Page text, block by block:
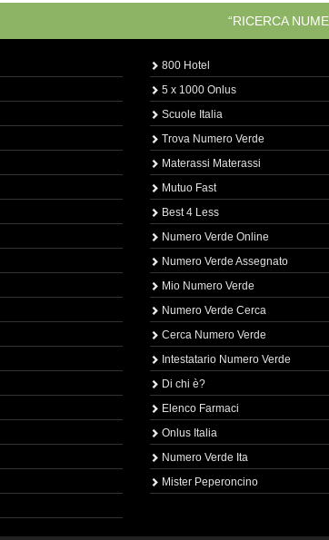
“RICERCA
800 Hotel
5 x 1000 Onlus
Scuole Italia
Trova Numero Verde
Materassi Materassi
Mutuo Fast
Best 4 Less
Numero Verde Online
Numero Verde Assegnato
Mio Numero Verde
Numero Verde Cerca
Cerca Numero Verde
Intestatario Numero Verde
Di chi è?
Elenco Farmaci
Onlus Italia
Numero Verde Ita
Mister Peperoncino